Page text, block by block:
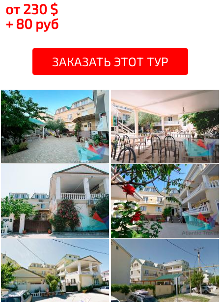
от 230 $
+ 80 руб
ЗАКАЗАТЬ ЭТОТ ТУР